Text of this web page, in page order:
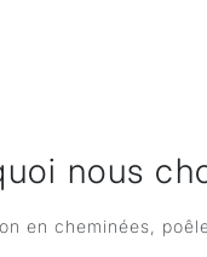
nous
en cheminées,